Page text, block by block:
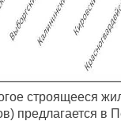
строящееся
предлагается в